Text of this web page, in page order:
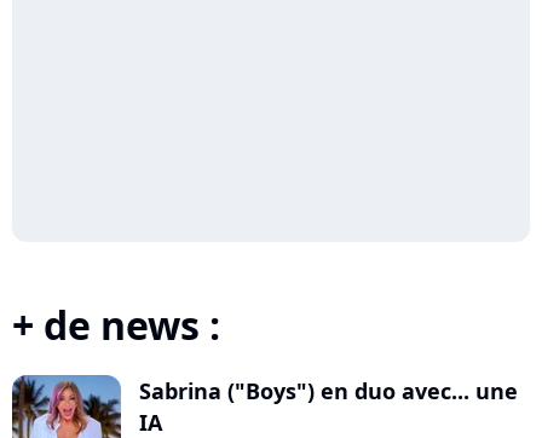
+ de news :
Sabrina ("Boys") en duo avec... une
IA